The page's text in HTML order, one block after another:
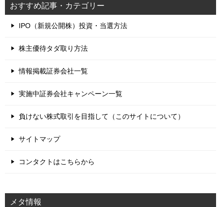
おすすめ記事・カテゴリー
IPO（新規公開株）投資・当選方法
株主優待タダ取り方法
情報掲載証券会社一覧
実施中証券会社キャンペーン一覧
負けない株式取引を目指して（このサイトについて）
サイトマップ
コンタクトはこちらから
メタ情報